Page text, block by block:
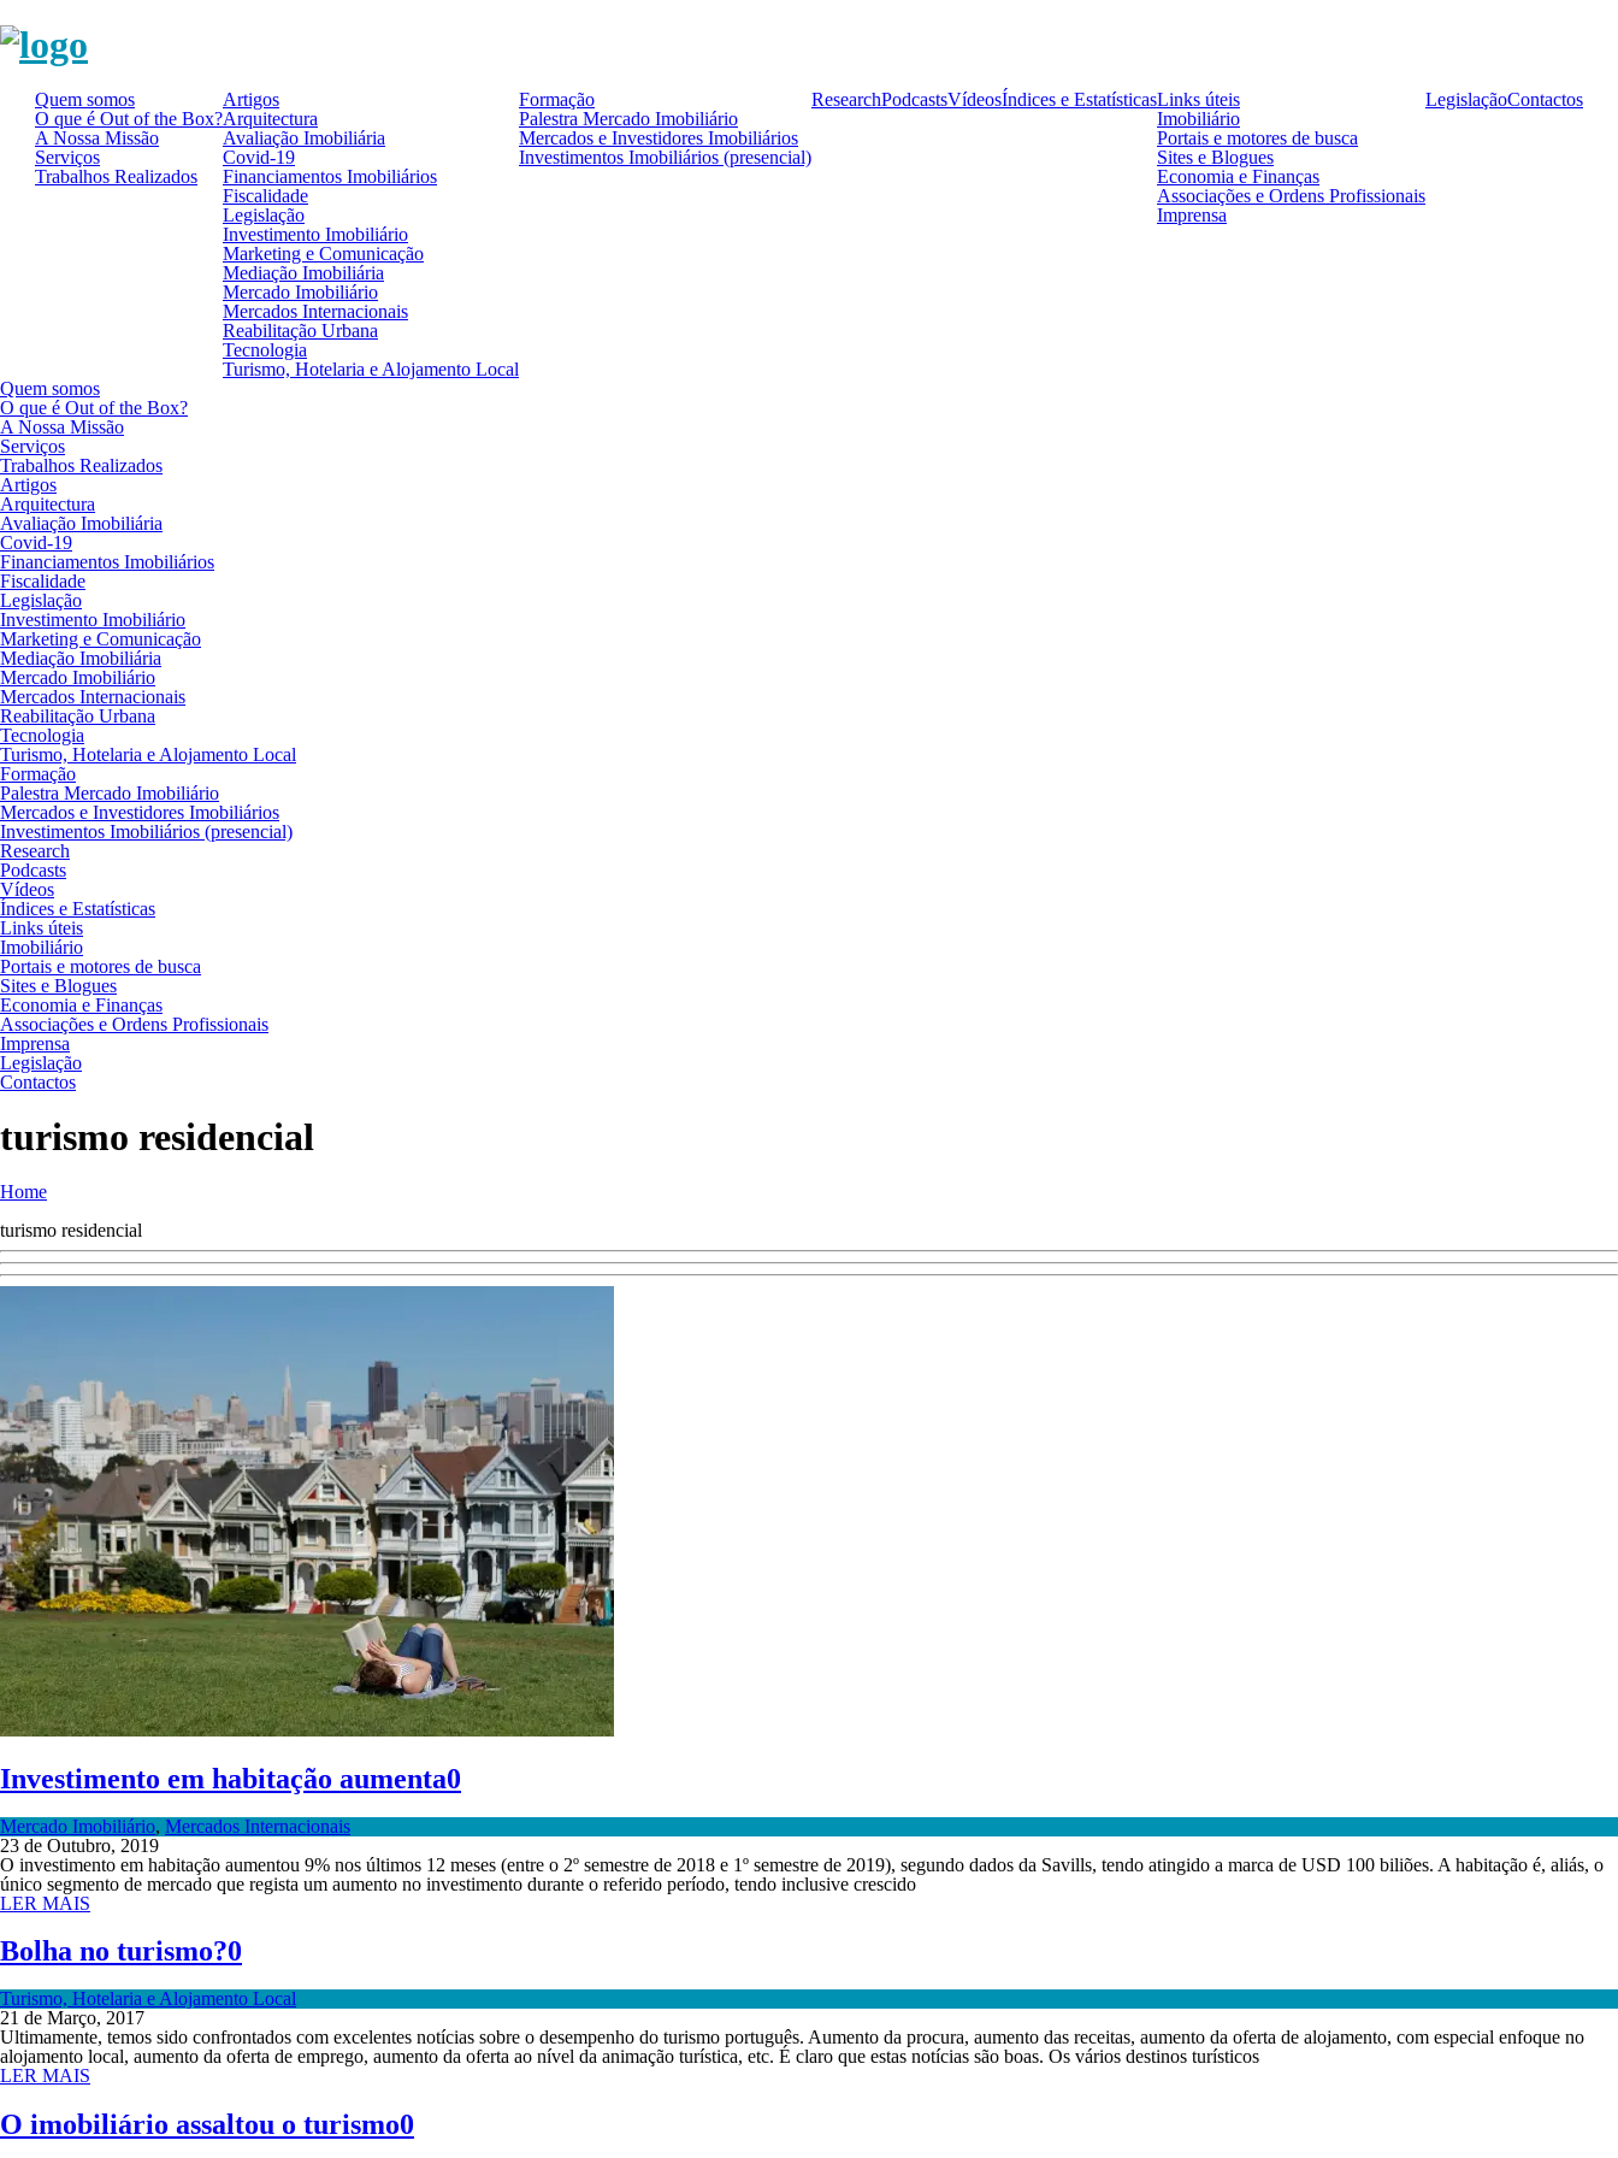
Quem somos
O que é Out of the Box?
A Nossa Missão
Serviços
Trabalhos Realizados
Artigos
Arquitectura
Avaliação Imobiliária
Covid-19
Financiamentos Imobiliários
Fiscalidade
Legislação
Investimento Imobiliário
Marketing e Comunicação
Mediação Imobiliária
Mercado Imobiliário
Mercados Internacionais
Reabilitação Urbana
Tecnologia
Turismo, Hotelaria e Alojamento Local
Formação
Palestra Mercado Imobiliário
Mercados e Investidores Imobiliários
Investimentos Imobiliários (presencial)
ResearchPodcastsVídeosÍndices e EstatísticasLinks úteis
Imobiliário
Portais e motores de busca
Sites e Blogues
Economia e Finanças
Associações e Ordens Profissionais
Imprensa
LegislaçãoContactos
Quem somos
O que é Out of the Box?
A Nossa Missão
Serviços
Trabalhos Realizados
Artigos
Arquitectura
Avaliação Imobiliária
Covid-19
Financiamentos Imobiliários
Fiscalidade
Legislação
Investimento Imobiliário
Marketing e Comunicação
Mediação Imobiliária
Mercado Imobiliário
Mercados Internacionais
Reabilitação Urbana
Tecnologia
Turismo, Hotelaria e Alojamento Local
Formação
Palestra Mercado Imobiliário
Mercados e Investidores Imobiliários
Investimentos Imobiliários (presencial)
Research
Podcasts
Vídeos
Índices e Estatísticas
Links úteis
Imobiliário
Portais e motores de busca
Sites e Blogues
Economia e Finanças
Associações e Ordens Profissionais
Imprensa
Legislação
Contactos
turismo residencial
Home
turismo residencial
Investimento em habitação aumenta0
Mercado Imobiliário, Mercados Internacionais
23 de Outubro, 2019
O investimento em habitação aumentou 9% nos últimos 12 meses (entre o 2º semestre de 2018 e 1º semestre de 2019), segundo dados da Savills, tendo atingido a marca de USD 100 biliões. A habitação é, aliás, o
único segmento de mercado que regista um aumento no investimento durante o referido período, tendo inclusive crescido
LER MAIS
Bolha no turismo?0
Turismo, Hotelaria e Alojamento Local
21 de Março, 2017
Ultimamente, temos sido confrontados com excelentes notícias sobre o desempenho do turismo português. Aumento da procura, aumento das receitas, aumento da oferta de alojamento, com especial enfoque no
alojamento local, aumento da oferta de emprego, aumento da oferta ao nível da animação turística, etc. É claro que estas notícias são boas. Os vários destinos turísticos
LER MAIS
O imobiliário assaltou o turismo0